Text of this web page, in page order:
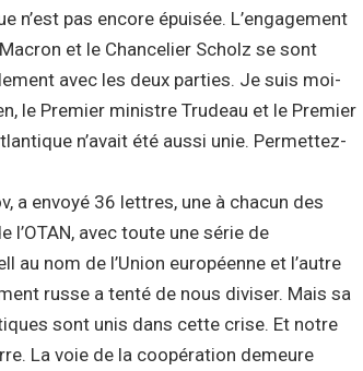
n’est pas encore épuisée. L’engagement
et le Chancelier Scholz se sont
avec les deux parties. Je suis moi-
le Premier ministre Trudeau et le Premier
n’avait été aussi unie. Permettez-
a envoyé 36 lettres, une à chacun des
l’OTAN, avec toute une série de
au nom de l’Union européenne et l’autre
russe a tenté de nous diviser. Mais sa
sont unis dans cette crise. Et notre
La voie de la coopération demeure